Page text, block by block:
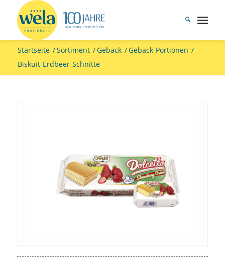
Startseite /Sortiment /Gebäck /Gebäck-Portionen /
Biskuit-Erdbeer-Schnitte